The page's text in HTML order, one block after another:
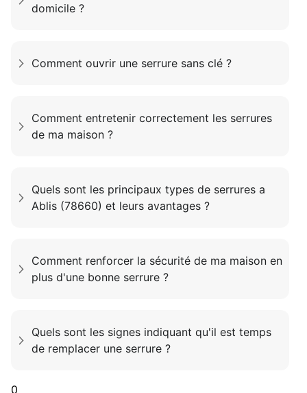
domicile ?
Comment ouvrir une serrure sans clé ?
Comment entretenir correctement les serrures
de ma maison ?
Quels sont les principaux types de serrures a
Ablis (78660) et leurs avantages ?
Comment renforcer la sécurité de ma maison en
plus d'une bonne serrure ?
Quels sont les signes indiquant qu'il est temps
de remplacer une serrure ?
0